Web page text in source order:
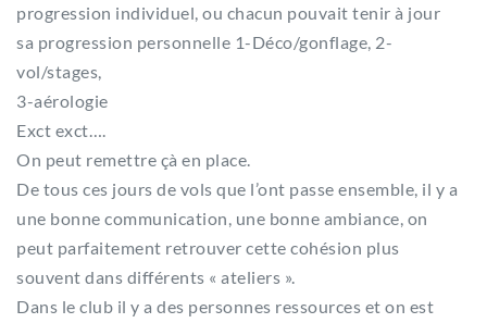
progression individuel, ou chacun pouvait tenir à jour
sa progression personnelle 1-Déco/gonflage, 2-
vol/stages,
3-aérologie
Exct exct….
On peut remettre çà en place.
De tous ces jours de vols que l’ont passe ensemble, il y a
une bonne communication, une bonne ambiance, on
peut parfaitement retrouver cette cohésion plus
souvent dans différents « ateliers ».
Dans le club il y a des personnes ressources et on est